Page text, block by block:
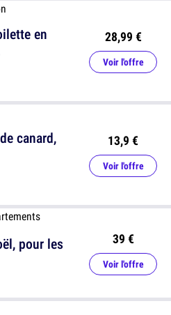
canard,
13,9 €
Voir l'offre
en
28,99 €
Voir l'offre
pour les
39 €
Voir l'offre